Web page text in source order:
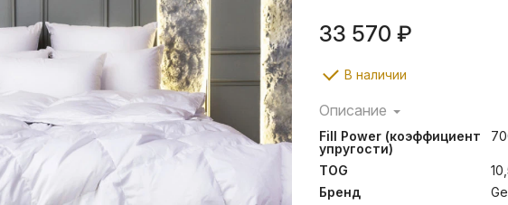
33 570 ₽
В наличии
Описание
Конструкция подушки с
объем, обеспечивает
расслаблению шеи во
позволяет пуху
эти одеяла по-
Fill Power (коэффициент
упругости)
TOG
Бренд